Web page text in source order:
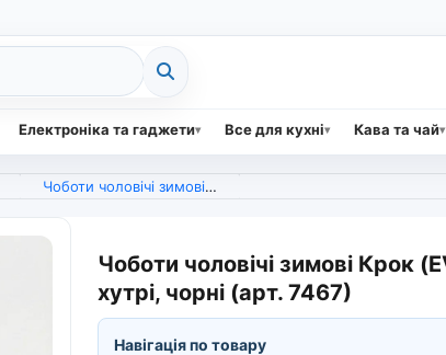
Електроніка та гаджети Все для кухні Кава та чай
Чоботи чоловічі зимові Крок (EVA), теплі непромокаючі дутики на хутрі, чорні (арт. 7467)
Чоботи чоловічі зимові Крок
хутрі, чорні (арт. 7467)
Навігація по товару